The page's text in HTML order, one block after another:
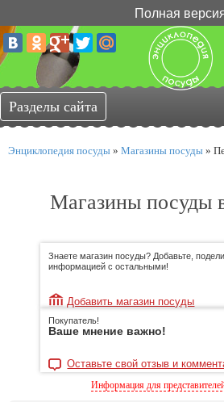
Полная
Энциклопедия посуды » Магазины посуды »
Магазины посуды
Знаете магазин посуды? Добавьте,
информацией с остальными!
Добавить магазин посуды
Покупатель!
Ваше мнение важно!
Оставьте свой отзыв и
Информация для